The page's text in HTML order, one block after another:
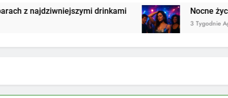
z najdziwniejszymi drinkami Nocne życie
3 Tygodnie Ago